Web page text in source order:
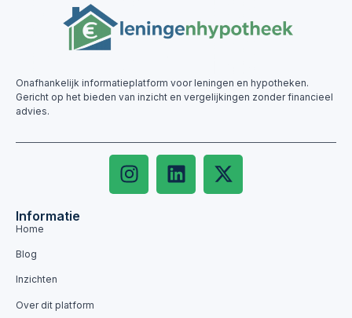
Onafhankelijk informatieplatform voor leningen en hypotheken.
Gericht op het bieden van inzicht en vergelijkingen zonder financieel
advies.
Informatie
Home
Blog
Inzichten
Over dit platform